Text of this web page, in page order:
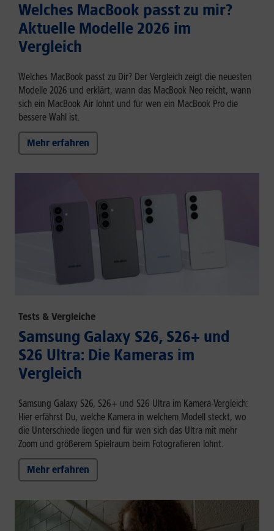
Welches MacBook passt zu mir?
Aktuelle Modelle 2026 im
Vergleich
Welches MacBook passt zu Dir? Der Vergleich zeigt die neuesten
Modelle 2026 und erklärt, wann das MacBook Neo reicht, wann
sich ein MacBook Air lohnt und für wen ein MacBook Pro die
bessere Wahl ist.
Mehr erfahren
Tests & Vergleiche
Samsung Galaxy S26, S26+ und
S26 Ultra: Die Kameras im
Vergleich
Samsung Galaxy S26, S26+ und S26 Ultra im Kamera-Vergleich:
Hier erfährst Du, welche Kamera in welchem Modell steckt, wo
die Unterschiede liegen und für wen sich das Ultra mit mehr
Zoom und größerem Spielraum beim Fotografieren lohnt.
Mehr erfahren